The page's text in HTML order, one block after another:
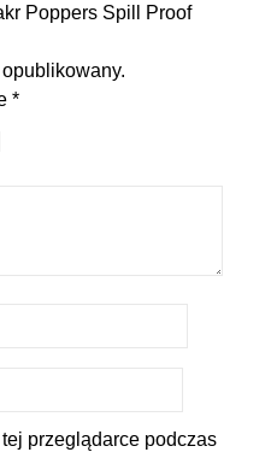
Poppers Spill Proof
*
przeglądarce podczas